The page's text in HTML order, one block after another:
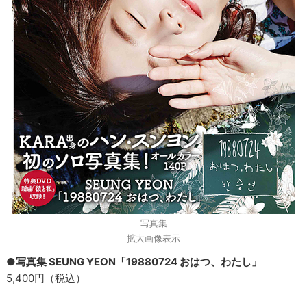
写真集
拡大画像表示
●写真集 SEUNG YEON「19880724 おはつ、わたし」
5,400円（税込）